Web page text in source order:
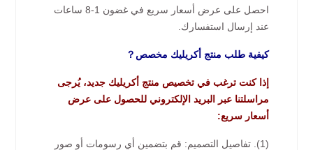
احصل على عرض أسعار سريع في غضون 1-8 ساعات
عند إرسال استفسارك.
كيفية طلب منتج أكريليك مخصص？
إذا كنت ترغب في تخصيص منتج أكريليك جديد، يُرجى
مراسلتنا عبر البريد الإلكتروني للحصول على عرض
أسعار سريع:
(1). تفاصيل التصميم: قم بتضمين أي رسومات أو صور